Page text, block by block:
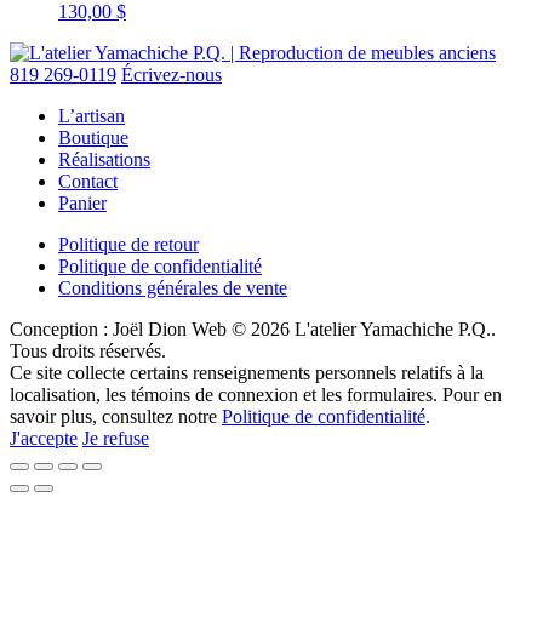
130,00 $
819 269-0119 Écrivez-nous
L’artisan
Boutique
Réalisations
Contact
Panier
Politique de retour
Politique de confidentialité
Conditions générales de vente
Conception : Joël Dion Web © 2026 L'atelier Yamachiche P.Q..
Tous droits réservés.
Ce site collecte certains renseignements personnels relatifs à la
localisation, les témoins de connexion et les formulaires. Pour en
savoir plus, consultez notre Politique de confidentialité.
J'accepte Je refuse